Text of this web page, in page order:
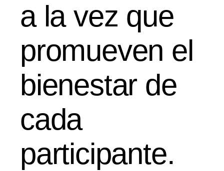
a la vez que
promueven el
bienestar de
cada
participante.